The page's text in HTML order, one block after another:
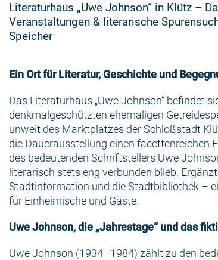
Literaturhaus „Uwe Johnson“ in Klütz –
Veranstaltungen & literarische
Speicher
Ein Ort für Literatur, Geschichte und
Das Literaturhaus „Uwe Johnson“ befindet
denkmalgeschützten ehemaligen
unweit des Marktplatzes der Schloßstadt
die Dauerausstellung einen facettenreichen
des bedeutenden Schriftstellers Uwe
literarisch stets eng verbunden blieb.
Stadtinformation und die Stadtbibliothek –
für Einheimische und Gäste.
Uwe Johnson, die „Jahrestage“ und das
Uwe Johnson (1934–1984) zählt zu den